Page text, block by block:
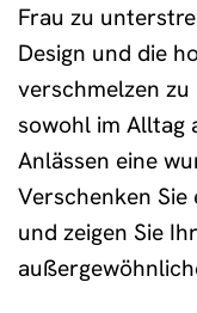
Frau zu
Design und die
verschmelzen
sowohl im Alltag
Anlässen eine
Verschenken
und zeigen Sie